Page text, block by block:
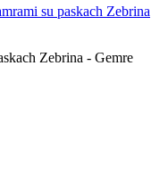
su paskach Zebrina
Zebrina - Gemre